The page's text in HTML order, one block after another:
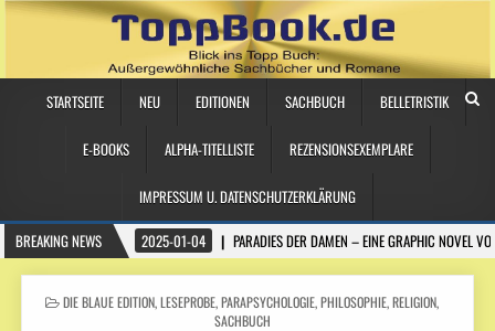
STARTSEITE NEU EDITIONEN SACHBUCH BELLETRISTIK
E-BOOKS ALPHA-TITELLISTE REZENSIONSEXEMPLARE
IMPRESSUM U. DATENSCHUTZERKLÄRUNG
BREAKING NEWS
2025-01-04 PARADIES DER DAMEN – EINE GRAPHIC NOVEL
POSTED
DIE BLAUE EDITION,LESEPROBE,PARAPSYCHOLOGIE,PHILOSOPHIE,RELIGION,
SACHBUCH